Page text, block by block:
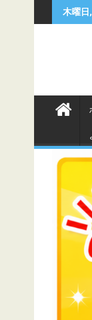
to
木曜